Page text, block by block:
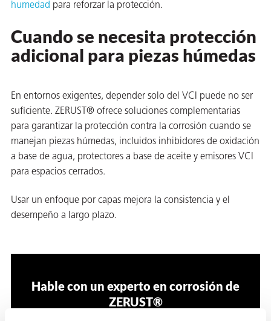
humedad para reforzar la protección.
Cuando se necesita protección
adicional para piezas húmedas
En entornos exigentes, depender solo del VCI puede no ser
suficiente. ZERUST® ofrece soluciones complementarias
para garantizar la protección contra la corrosión cuando se
manejan piezas húmedas, incluidos inhibidores de oxidación
a base de agua, protectores a base de aceite y emisores VCI
para espacios cerrados.
Usar un enfoque por capas mejora la consistencia y el
desempeño a largo plazo.
Hable con un experto en corrosión de
ZERUST®